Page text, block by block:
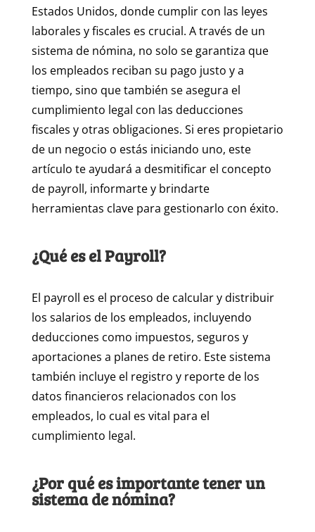
Estados Unidos, donde cumplir con las leyes
laborales y fiscales es crucial. A través de un
sistema de nómina, no solo se garantiza que
los empleados reciban su pago justo y a
tiempo, sino que también se asegura el
cumplimiento legal con las deducciones
fiscales y otras obligaciones. Si eres propietario
de un negocio o estás iniciando uno, este
artículo te ayudará a desmitificar el concepto
de payroll, informarte y brindarte
herramientas clave para gestionarlo con éxito.
¿Qué es el Payroll?
El payroll es el proceso de calcular y distribuir
los salarios de los empleados, incluyendo
deducciones como impuestos, seguros y
aportaciones a planes de retiro. Este sistema
también incluye el registro y reporte de los
datos financieros relacionados con los
empleados, lo cual es vital para el
cumplimiento legal.
¿Por qué es importante tener un
sistema de nómina?